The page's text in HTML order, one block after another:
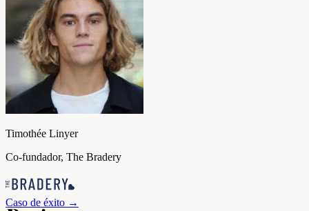
Timothée Linyer
Co-fundador, The Bradery
Caso de éxito →